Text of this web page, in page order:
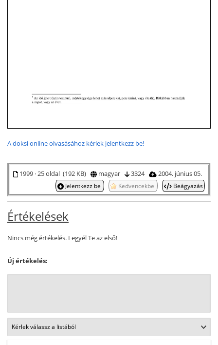
A doksi online olvasásához kérlek jelentkezz be!
1999 · 25 oldal (192 KB) magyar 3324 2004. június 05.
Jelentkezz be Kedvencekbe Beágyazás
Értékelések
Nincs még értékelés. Legyél Te az első!
Új értékelés: